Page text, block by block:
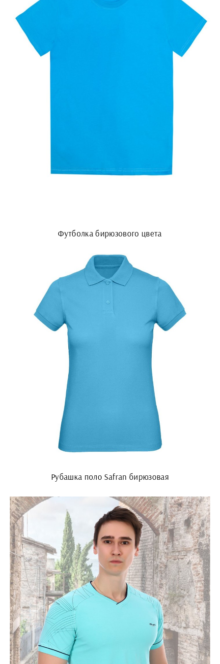
Футболка бирюзового цвета
Рубашка поло Safran бирюзовая